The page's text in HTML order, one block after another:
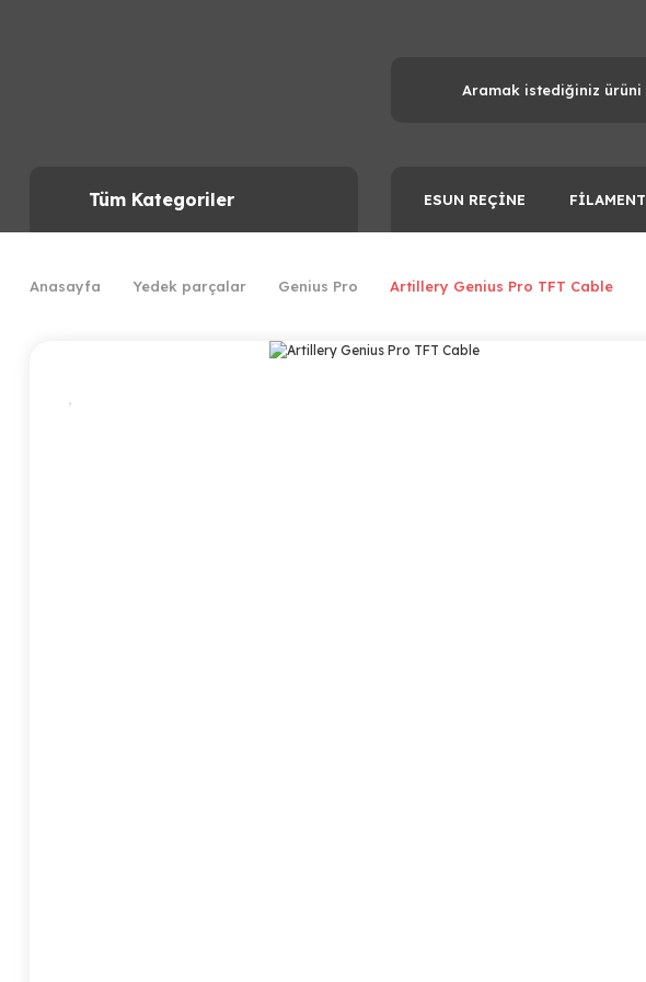
Tüm Kategoriler ESUN REÇİNE FİLAMENT
Anasayfa Yedek parçalar Genius Pro Artillery Genius Pro TFT Cable